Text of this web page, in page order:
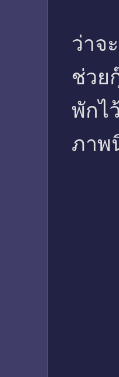
ว่าจ
ช่วย
พักไ
ภาพ